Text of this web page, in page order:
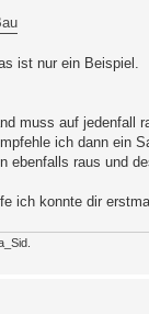
ist nur ein Beispiel.
muss auf jedenfall
ich dann ein
ebenfalls raus und
ich konnte dir